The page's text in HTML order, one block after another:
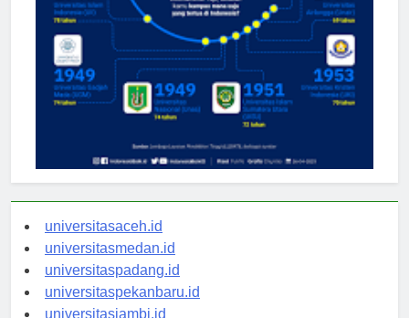
universitasaceh.id
universitasmedan.id
universitaspadang.id
universitaspekanbaru.id